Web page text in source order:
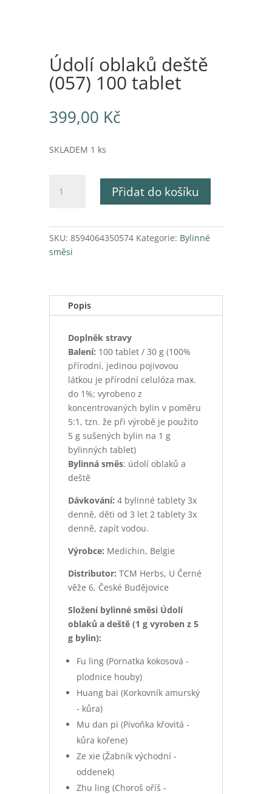
Údolí oblaků deště
(057) 100 tablet
399,00 Kč
SKLADEM 1 ks
oblaků
100
tablet
Přidat do košíku
SKU: 8594064350574 Kategorie: Bylinné
směsi
Popis
Doplněk stravy
Balení: 100 tablet / 30 g (100%
přírodní, jedinou pojivovou
látkou je přírodní celulóza max.
do 1%; vyrobeno z
koncentrovaných bylin v poměru
5:1, tzn. že při výrobě je použito
5 g sušených bylin na 1 g
bylinných tablet)
Bylinná směs: údolí oblaků a
deště
Dávkování: 4 bylinné tablety 3x
denně, děti od 3 let 2 tablety 3x
denně, zapít vodou.
Výrobce: Medichin, Belgie
Distributor: TCM Herbs, U Černé
věže 6, České Budějovice
Složení bylinné směsi Údolí
oblaků a deště (1 g vyroben z 5
g bylin):
Fu ling (Pornatka kokosová -
plodnice houby)
Huang bai (Korkovník amurský
- kůra)
Mu dan pi (Pivoňka křovitá -
kůra kořene)
Ze xie (Žabník východní -
oddenek)
Zhu ling (Choroš oříš -